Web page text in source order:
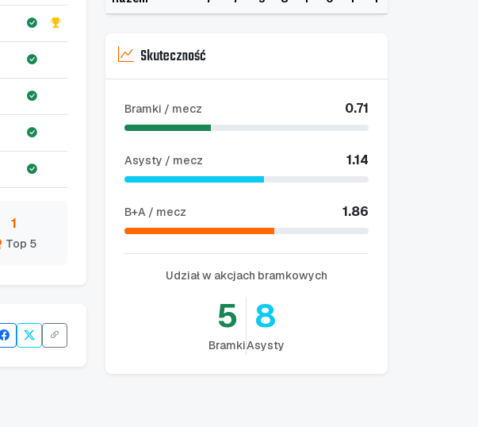
1
Top 5
Skuteczność
Bramki / mecz 0.71
Asysty / mecz 1.14
B+A / mecz 1.86
Udział w akcjach bramkowych
5
Bramki
8
Asysty